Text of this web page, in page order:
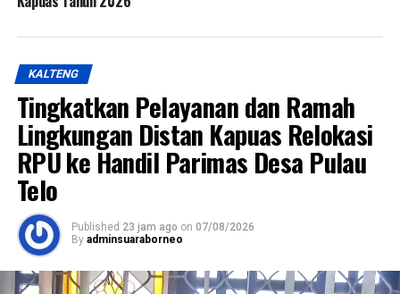
KALTENG
Tingkatkan Pelayanan dan Ramah
Lingkungan Distan Kapuas Relokasi
RPU ke Handil Parimas Desa Pulau
Telo
Published 23 jam ago on 07/08/2026
By adminsuaraborneo